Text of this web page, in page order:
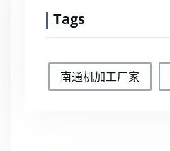
Tags
南通机加工厂家